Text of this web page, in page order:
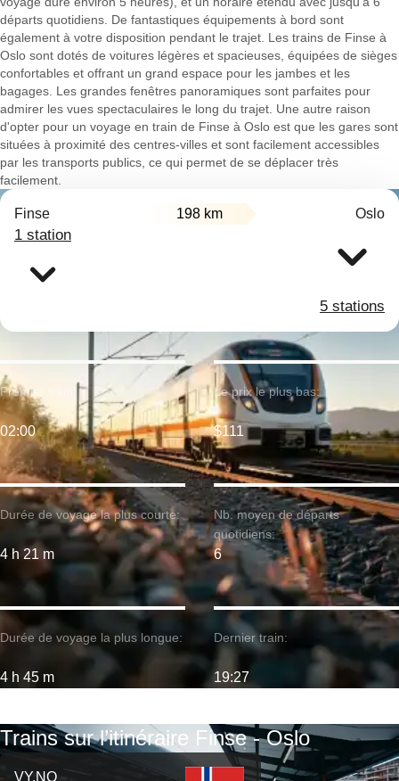
départs quotidiens. De fantastiques équipements à bord sont
également à votre disposition pendant le trajet. Les trains de Finse à
Oslo sont dotés de voitures légères et spacieuses, équipées de sièges
confortables et offrant un grand espace pour les jambes et les
bagages. Les grandes fenêtres panoramiques sont parfaites pour
admirer les vues spectaculaires le long du trajet. Une autre raison
d'opter pour un voyage en train de Finse à Oslo est que les gares sont
situées à proximité des centres-villes et sont facilement accessibles
par les transports publics, ce qui permet de se déplacer très
facilement.
Finse 198 km Oslo
1 station
5 stations
Durée de voyage la plus courte:
4 h 21 m
Premier train:
02:00
Durée de voyage la plus longue:
4 h 45 m
Le prix le plus bas:
$111
Nb. moyen de départs
quotidiens:
6
Dernier train:
19:27
Trains sur l’itinéraire Finse - Oslo
VY.NO